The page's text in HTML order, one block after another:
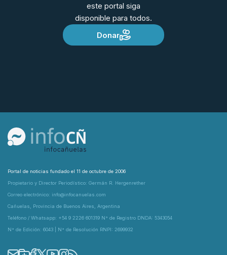
este portal siga
disponible para todos.
Donar
Portal de noticias fundado el 11 de octubre de 2006
Propietario y Director Periodístico: Germán R. Hergenrether
Correo electrónico: info@infocanuelas.com
Cañuelas, Provincia de Buenos Aires, Argentina
Teléfono / Whatsapp: +54 9 2226 601319 N° de Registro DNDA: 5343054
N° de Edición: 6043 | N° de Resolución RNPI: 2699932